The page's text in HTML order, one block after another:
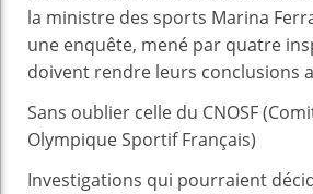
la ministre des sports Marina
une enquête, mené par quatre
doivent rendre leurs conclusions
Sans oublier celle du CNOSF
Olympique Sportif Français)
Investigations qui pourraient